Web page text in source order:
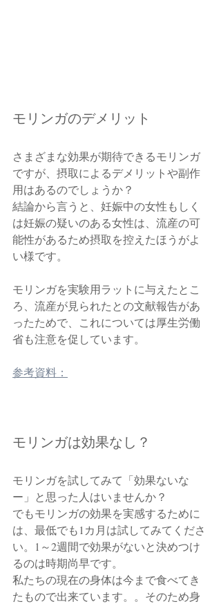
モリンガのデメリット
さまざまな効果が期待できるモリンガ
ですが、摂取によるデメリットや副作
用はあるのでしょうか？
結論から言うと、妊娠中の女性もしく
は妊娠の疑いのある女性は、流産の可
能性があるため摂取を控えたほうがよ
い様です。
モリンガを実験用ラットに与えたとこ
ろ、流産が見られたとの文献報告があ
ったためで、これについては厚生労働
省も注意を促しています。
参考資料：
モリンガは効果なし？
モリンガを試してみて「効果ないな
ー」と思った人はいませんか？
でもモリンガの効果を実感するために
は、最低でも1カ月は試してみてくださ
い。1～2週間で効果がないと決めつけ
るのは時期尚早です。
私たちの現在の身体は今まで食べてき
たもので出来ています。。そのため身